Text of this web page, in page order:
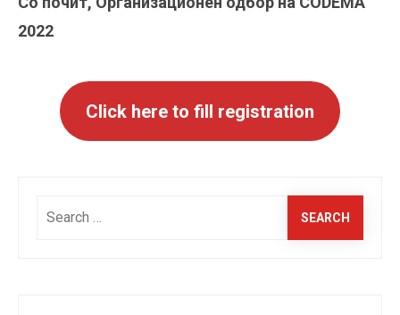
2022
Click here to fill registration